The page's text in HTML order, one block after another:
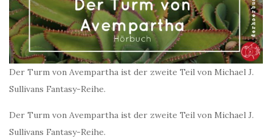
Der Turm von Avempartha ist der zweite Teil von Michael J.
Sullivans Fantasy-Reihe.
Der Turm von Avempartha ist der zweite Teil von Michael J.
Sullivans Fantasy-Reihe.